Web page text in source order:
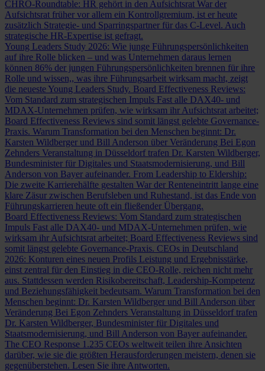
CHRO-Roundtable: HR gehört in den Aufsichtsrat War der
Aufsichtsrat früher vor allem ein Kontrollgremium, ist er heute
zusätzlich Strategie- und Sparringspartner für das C-Level. Auch
strategische HR-Expertise ist gefragt.
Young Leaders Study 2026: Wie junge Führungspersönlichkeiten
auf ihre Rolle blicken – und was Unternehmen daraus lernen
können 86% der jungen Führungspersönlichkeiten brennen für ihre
Rolle und wissen,, was ihre Führungsarbeit wirksam macht, zeigt
die neueste Young Leaders Study. Board Effectiveness Reviews:
Vom Standard zum strategischen Impuls Fast alle DAX40- und
MDAX-Unternehmen prüfen, wie wirksam ihr Aufsichtsrat arbeitet;
Board Effectiveness Reviews sind somit längst gelebte Governance-
Praxis. Warum Transformation bei den Menschen beginnt: Dr.
Karsten Wildberger und Bill Anderson über Veränderung Bei Egon
Zehnders Veranstaltung in Düsseldorf trafen Dr. Karsten Wildberger,
Bundesminister für Digitales und Staatsmodernisierung, und Bill
Anderson von Bayer aufeinander. From Leadership to Eldership:
Die zweite Karrierehälfte gestalten War der Renteneintritt lange eine
klare Zäsur zwischen Berufsleben und Ruhestand, ist das Ende von
Führungskarrieren heute oft ein fließender Übergang.
Board Effectiveness Reviews: Vom Standard zum strategischen
Impuls Fast alle DAX40- und MDAX-Unternehmen prüfen, wie
wirksam ihr Aufsichtsrat arbeitet; Board Effectiveness Reviews sind
somit längst gelebte Governance-Praxis. CEOs in Deutschland
2026: Konturen eines neuen Profils Leistung und Ergebnisstärke,
einst zentral für den Einstieg in die CEO-Rolle, reichen nicht mehr
aus. Stattdessen werden Risikobereitschaft, Leadership-Kompetenz
und Beziehungsfähigkeit bedeutsam. Warum Transformation bei den
Menschen beginnt: Dr. Karsten Wildberger und Bill Anderson über
Veränderung Bei Egon Zehnders Veranstaltung in Düsseldorf trafen
Dr. Karsten Wildberger, Bundesminister für Digitales und
Staatsmodernisierung, und Bill Anderson von Bayer aufeinander.
The CEO Response 1.235 CEOs weltweit teilen ihre Ansichten
darüber, wie sie die größten Herausforderungen meistern, denen sie
gegenüberstehen. Lesen Sie ihre Antworten.